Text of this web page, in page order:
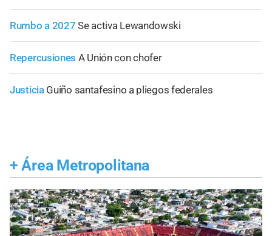
Rumbo a 2027 Se activa Lewandowski
Repercusiones A Unión con chofer
Justicia Guiño santafesino a pliegos federales
+ Área Metropolitana